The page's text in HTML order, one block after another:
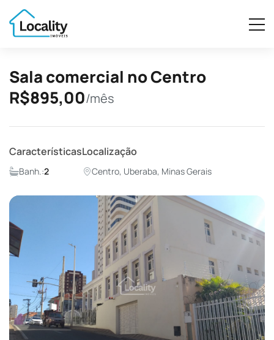
Sala comercial no Centro
R$895,00/mês
Características
Banh.:2
Localização
Centro, Uberaba, Minas Gerais